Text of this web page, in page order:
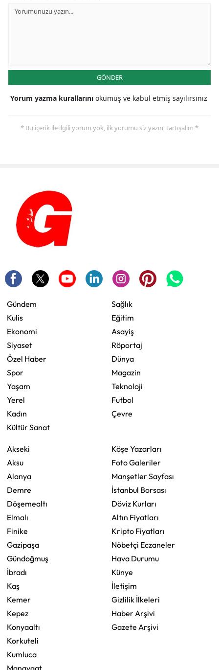
GÖNDER
Yorum yazma kurallarını okumuş ve kabul etmiş sayılırsınız
* Bu içerik ile ilgili yorum yok, ilk yorumu siz yazın, tartışalım *
Gündem
Kulis
Ekonomi
Siyaset
Özel Haber
Spor
Yaşam
Yerel
Kadın
Kültür Sanat
Sağlık
Eğitim
Asayiş
Röportaj
Dünya
Magazin
Teknoloji
Futbol
Çevre
Akseki
Aksu
Alanya
Demre
Döşemealtı
Elmalı
Finike
Gazipaşa
Gündoğmuş
İbradı
Kaş
Kemer
Kepez
Konyaaltı
Korkuteli
Kumluca
Manavgat
Köşe Yazarları
Foto Galeriler
Manşetler Sayfası
İstanbul Borsası
Döviz Kurları
Altın Fiyatları
Kripto Fiyatları
Nöbetçi Eczaneler
Hava Durumu
Künye
İletişim
Gizlilik İlkeleri
Haber Arşivi
Gazete Arşivi